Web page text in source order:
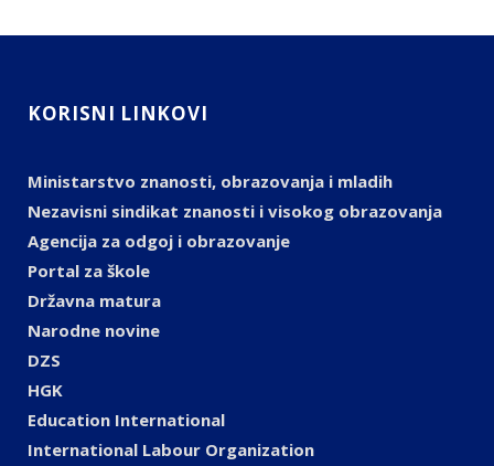
KORISNI LINKOVI
Ministarstvo znanosti, obrazovanja i mladih
Nezavisni sindikat znanosti i visokog obrazovanja
Agencija za odgoj i obrazovanje
Portal za škole
Državna matura
Narodne novine
DZS
HGK
Education International
International Labour Organization